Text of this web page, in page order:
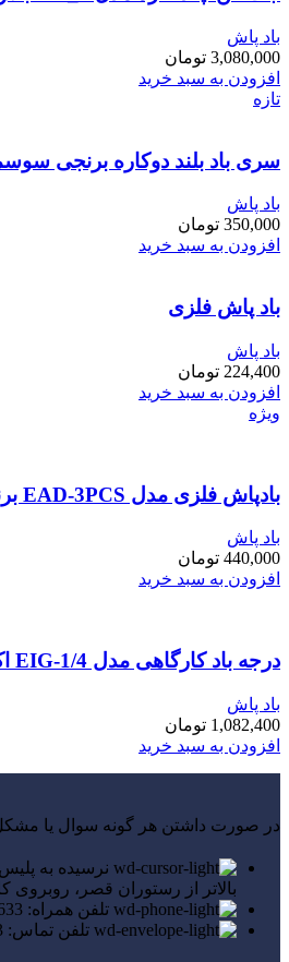
باد پاش
3,080,000 تومان
افزودن به سبد خرید
تازه
سری باد بلند دوکاره برنجی
باد پاش
350,000 تومان
افزودن به سبد خرید
باد پاش فلزی
باد پاش
224,400 تومان
افزودن به سبد خرید
ویژه
بادپاش فلزی مدل EAD-3PCS برند اکو EKO
باد پاش
440,000 تومان
افزودن به سبد خرید
درجه باد کارگاهی مدل EIG-1/4 اکو EKO
باد پاش
1,082,400 تومان
افزودن به سبد خرید
در صورت داشتن هر گونه سوال یا مشکل
بالاتر از رستوران قصر، روبروی
تلفن همراه: 09027186633
تلفن تماس: 09027186633